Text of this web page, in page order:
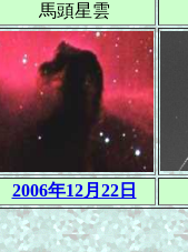
馬頭星雲
2006年12月22日